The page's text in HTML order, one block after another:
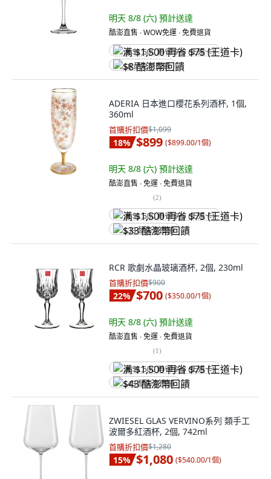
明天 8/8 (六) 預計送達
酷澎直售 ∙ WOW免運 ∙ 免費退貨
满 $1,500 再省 $75 (王道卡)
$8 酷澎幣回饋
ADERIA 日本進口櫻花系列酒杯, 1個,
360ml
首購折扣價$1,099
18% $899 ($899.00/1個)
明天 8/8 (六) 預計送達
酷澎直售 ∙ 免運 ∙ 免費退貨
(2)
满 $1,500 再省 $75 (王道卡)
$33 酷澎幣回饋
RCR 歌劇水晶玻璃酒杯, 2個, 230ml
首購折扣價$900
22% $700 ($350.00/1個)
明天 8/8 (六) 預計送達
酷澎直售 ∙ 免運 ∙ 免費退貨
(1)
满 $1,500 再省 $75 (王道卡)
$43 酷澎幣回饋
ZWIESEL GLAS VERVINO系列 類手工
波爾多紅酒杯, 2個, 742ml
首購折扣價$1,280
15% $1,080 ($540.00/1個)